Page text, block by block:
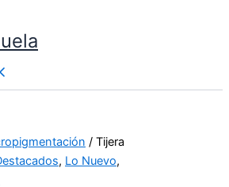
/ Tijera
, Lo Nuevo,